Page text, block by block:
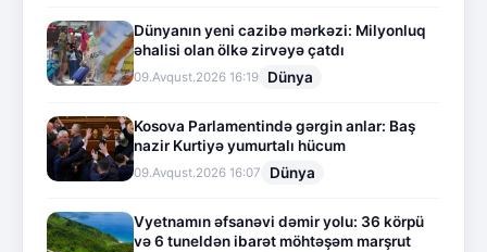
Dünyanın yeni cazibə mərkəzi: Milyonluq
əhalisi olan ölkə zirvəyə çatdı
09.Avqust.2026 16:19 Dünya
Kosova Parlamentində gərgin anlar: Baş
nazir Kurtiyə yumurtalı hücum
09.Avqust.2026 16:07 Dünya
Vyetnamın əfsanəvi dəmir yolu: 36 körpü
və 6 tuneldən ibarət möhtəşəm marşrut